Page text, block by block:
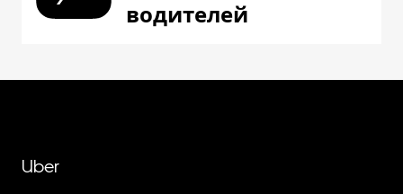
водителей
Uber